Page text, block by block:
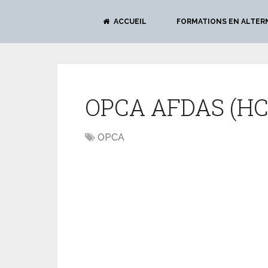
ACCUEIL FORMATIONS EN
OPCA AFDAS
OPCA